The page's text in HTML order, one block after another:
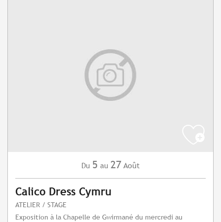
Du 5 au 27 Août
Calico Dress Cymru
ATELIER / STAGE
Exposition à la Chapelle de Gwirmané du mercredi au